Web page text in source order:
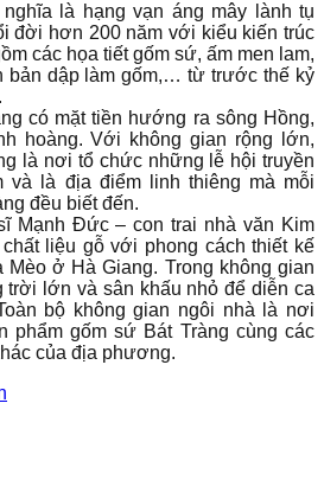
là hạng vạn áng mây lành tụ
đời hơn 200 năm với kiểu kiến trúc
các họa tiết gốm sứ, ấm men lam,
bản dập làm gốm,… từ trước thế kỷ
có mặt tiền hướng ra sông Hồng,
hoàng. Với không gian rộng lớn,
là nơi tổ chức những lễ hội truyền
và là địa điểm linh thiêng mà mỗi
đều biết đến.
Mạnh Đức – con trai nhà văn Kim
liệu gỗ với phong cách thiết kế
Mèo ở Hà Giang. Trong không gian
trời lớn và sân khấu nhỏ để diễn ca
bộ không gian ngôi nhà là nơi
phẩm gốm sứ Bát Tràng cùng các
của địa phương.